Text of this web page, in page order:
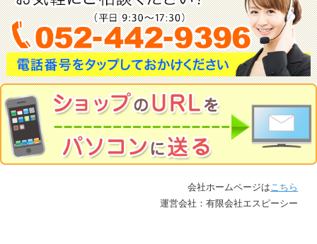
会社ホームページは こちら
運営会社：有限会社エスピーシー